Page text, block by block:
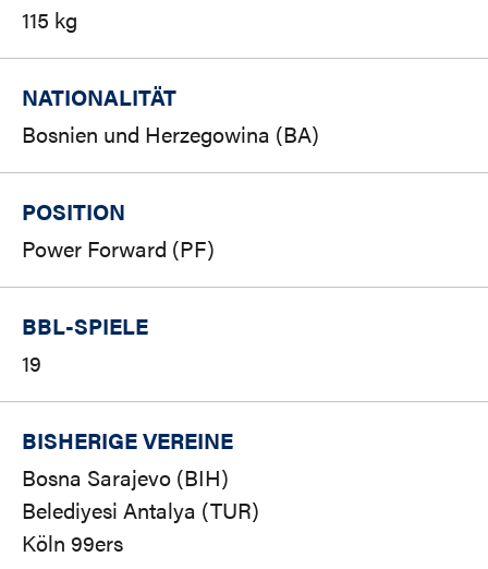
115 kg
NATIONALITÄT
Bosnien und Herzegowina (BA)
POSITION
Power Forward (PF)
BBL-SPIELE
19
BISHERIGE VEREINE
Bosna Sarajevo (BIH)
Belediyesi Antalya (TUR)
Köln 99ers